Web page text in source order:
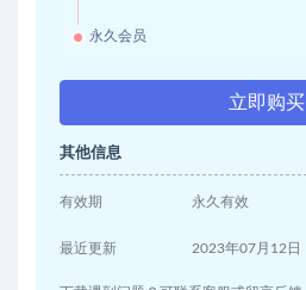
永久会员
立即购买
其他信息
有效期 永久有效
最近更新 2023年07月12日